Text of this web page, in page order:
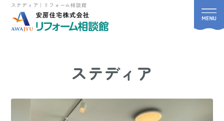
ステディア｜リフォーム相談館
ステディア